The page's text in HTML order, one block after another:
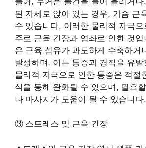
된 자세로 앉아 있는 경우, 가슴 근
수 있습니다. 이러한 물리적 자극
주로 근육 긴장과 염좌로 인한 것
은 근육 섬유가 과도하게 수축하거
발생하며, 이는 통증과 경직을 유
물리적 자극으로 인한 통증은 적절
식을 통해 완화될 수 있으며, 필요
나 마사지가 도움이 될 수 있습니다.
③ 스트레스 및 근육 긴장